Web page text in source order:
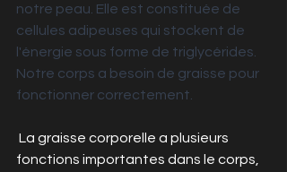
notre peau. Elle est constituée de
cellules adipeuses qui stockent de
l'énergie sous forme de triglycérides.
Notre corps a besoin de graisse pour
fonctionner correctement.
fonctions importantes dans le corps,